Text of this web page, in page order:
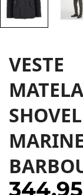
VESTE